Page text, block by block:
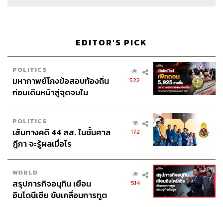
Credits
Host & Show Creator
นครินทร์ วนกิจไพบูลย์
Manager
Project Coordinator
ณิชนันทน์ ทับทิม
Content Creatorsชาคร ฉายเพชร, ธนภาคย์ อิทธิชัยพล,
ภัทรสุดา บุญญศรี, ภัทรพร บุญนำอุดม, อาภาภัทร อารยา
EDITOR'S PICK
POLITICS
มหากาพย์โกงข้อสอบท้องถิ่น
ก่อนเดินหน้าสู่จุดจบใน
522
POLITICS
เส้นทางคดี 44 สส. ในชั้นศาล
ฎีกา จะรู้ผลเมื่อไร
172
WORLD
สรุปภารกิจอนุทิน เยือน
อินโดนีเซีย ขับเคลื่อนการทูต
514